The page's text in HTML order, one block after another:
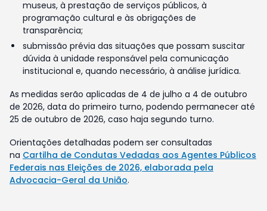
museus, à prestação de serviços públicos, à
programação cultural e às obrigações de
transparência;
submissão prévia das situações que possam suscitar
dúvida à unidade responsável pela comunicação
institucional e, quando necessário, à análise jurídica.
As medidas serão aplicadas de 4 de julho a 4 de outubro
de 2026, data do primeiro turno, podendo permanecer até
25 de outubro de 2026, caso haja segundo turno.
Orientações detalhadas podem ser consultadas
na Cartilha de Condutas Vedadas aos Agentes Públicos
Federais nas Eleições de 2026, elaborada pela
Advocacia-Geral da União.